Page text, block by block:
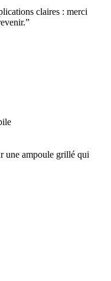
claires : merci
”
une ampoule grillé qui